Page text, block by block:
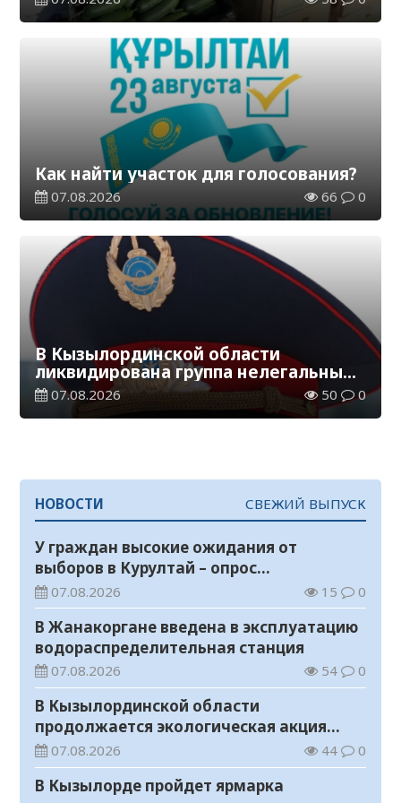
Как найти участок для голосования?
07.08.2026 66 0
В Кызылординской области
ликвидирована группа нелегальных
добытчиков золота
07.08.2026 50 0
НОВОСТИ СВЕЖИЙ ВЫПУСК
У граждан высокие ожидания от
выборов в Курултай – опрос
общественного мнения
07.08.2026 15 0
В Жанакоргане введена в эксплуатацию
водораспределительная станция
07.08.2026 54 0
В Кызылординской области
продолжается экологическая акция
«Таза Қазақстан»
07.08.2026 44 0
В Кызылорде пройдет ярмарка